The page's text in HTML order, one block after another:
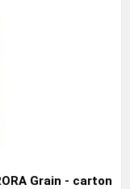
Grain - carton